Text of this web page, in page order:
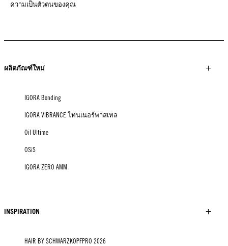
ความเป็นตัวตนของคุณ
ผลิตภัณฑ์ใหม่
IGORA Bonding
IGORA VIBRANCE โทนเนอร์พาสเทล
Oil Ultime
OSiS
IGORA ZERO AMM
INSPIRATION
HAIR BY SCHWARZKOPFPRO 2026